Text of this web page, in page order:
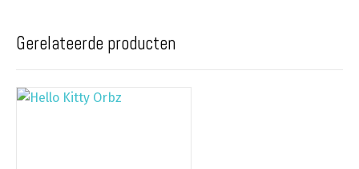
Gerelateerde producten